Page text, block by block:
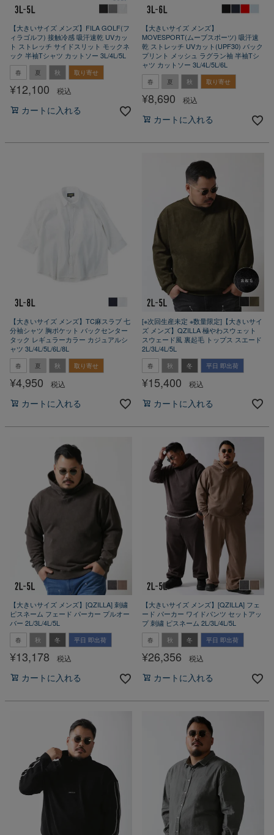
【大きいサイズ メンズ】FILA GOLF(フ
ィラゴルフ) 接触冷感 吸汗速乾 UVカッ
ト ストレッチ サイドスリット モックネ
ック 半袖Tシャツ カットソー 3L/4L/5L
春 夏 秋 取り寄せ
¥12,100 税込
カートに入れる
【大きいサイズ メンズ】
MOVESPORT(ムーブスポーツ) 吸汗速
乾 ストレッチ UVカット(UPF30) バック
プリント メッシュ ラグラン袖 半袖Tシ
ャツ カットソー 3L/4L/5L/6L
春 夏 秋 取り寄せ
¥8,690 税込
カートに入れる
【大きいサイズ メンズ】TC麻スラブ 七
分袖シャツ 胸ポケット バックセンター
タック レギュラーカラー カジュアルシ
ャツ 3L/4L/5L/6L/8L
春 夏 秋 取り寄せ
¥4,950 税込
カートに入れる
[※次回生産未定 ※数量限定]【大きいサイ
ズ メンズ】QZILLA 極やわスウェット
スウェード風 裏起毛 トップス スエード
2L/3L/4L/5L
春 秋 冬 平日 即出荷
¥15,400 税込
カートに入れる
【大きいサイズ メンズ】[QZILLA] 刺繍
ピスネーム フェード パーカー プルオー
バー 2L/3L/4L/5L
春 秋 冬 平日 即出荷
¥13,178 税込
カートに入れる
【大きいサイズ メンズ】[QZILLA] フェ
ード パーカー ワイドパンツ セットアッ
プ 刺繍 ピスネーム 2L/3L/4L/5L
春 秋 冬 平日 即出荷
¥26,356 税込
カートに入れる